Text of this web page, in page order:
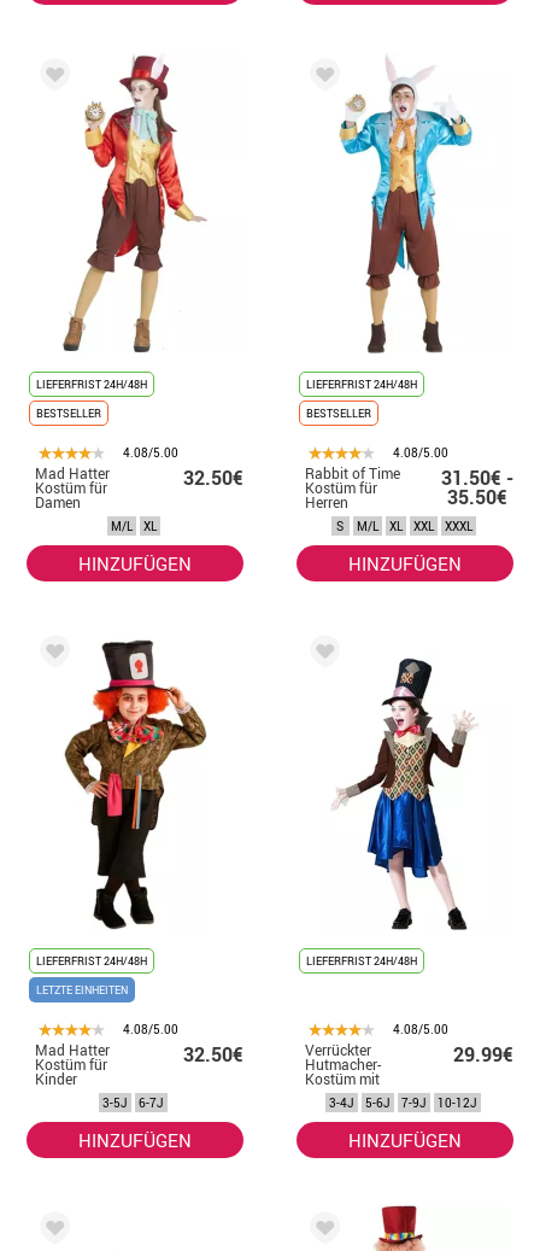
LIEFERFRIST 24H/48H
BESTSELLER
4.08/5.00
Mad Hatter
Kostüm für
Damen
32.50€
M/L XL
HINZUFÜGEN
LIEFERFRIST 24H/48H
BESTSELLER
4.08/5.00
Rabbit of Time
Kostüm für
Herren
31.50€ -
35.50€
S M/L XL XXL XXXL
HINZUFÜGEN
LIEFERFRIST 24H/48H
LETZTE EINHEITEN
4.08/5.00
Mad Hatter
Kostüm für
Kinder
32.50€
3-5J 6-7J
HINZUFÜGEN
LIEFERFRIST 24H/48H
4.08/5.00
Verrückter
Hutmacher-
Kostüm mit
Jacke für
Mädchen
29.99€
3-4J 5-6J 7-9J 10-12J
HINZUFÜGEN